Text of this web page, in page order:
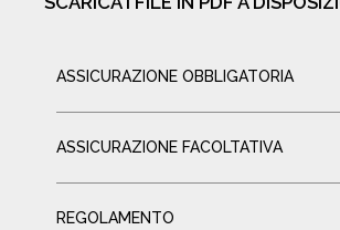
ASSICURAZIONE OBBLIGATORIA
ASSICURAZIONE FACOLTATIVA
REGOLAMENTO